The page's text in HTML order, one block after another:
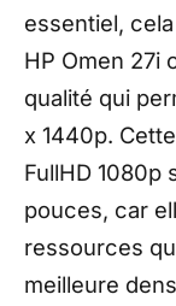
essentiel,
HP Omen 27i
qualité qui
x 1440p.
FullHD 1080p
pouces, car
ressources
meilleure